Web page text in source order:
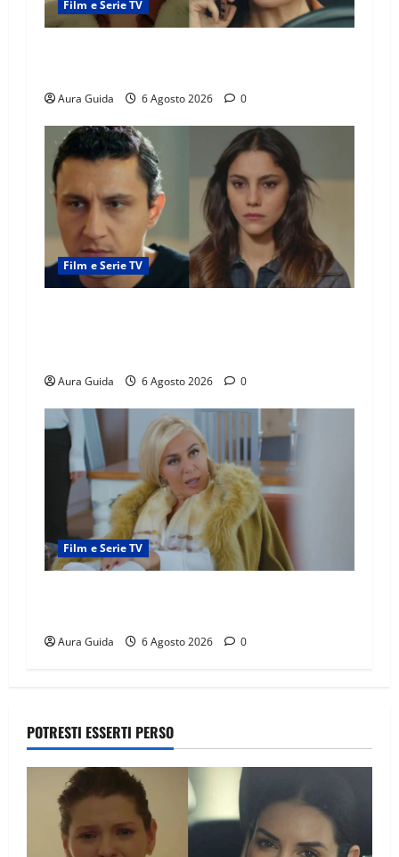
Film e Serie TV
Aura Guida 6 Agosto 2026 0
Film e Serie TV
Aura Guida 6 Agosto 2026 0
Film e Serie TV
Aura Guida 6 Agosto 2026 0
POTRESTI ESSERTI PERSO